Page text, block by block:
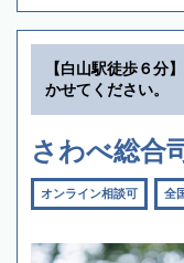
【白山駅徒歩６分
かせてください。
さわべ総合
オンライン相談可 全